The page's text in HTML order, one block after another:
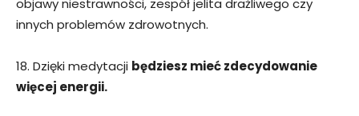
objawy niestrawności, zespół jelita drażliwego czy
innych problemów zdrowotnych.
18. Dzięki medytacji będziesz mieć zdecydowanie
więcej energii.